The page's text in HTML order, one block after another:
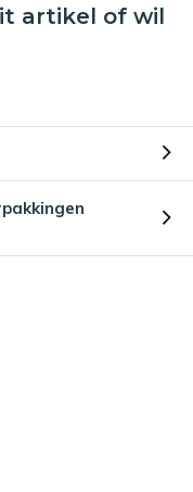
artikel of wil